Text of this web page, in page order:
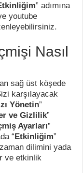
” adımına
youtube
Nasıl
sağ üst köşede
karşılayacak
Yönetin”
ve Gizlilik”
Ayarları”
“Etkinliğim”
dilimini yada
ve etkinlik